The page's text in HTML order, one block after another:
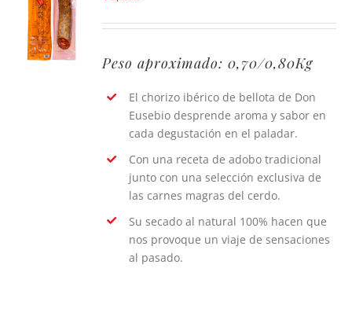
Peso aproximado: 0,70/0,80Kg
El chorizo ibérico de bellota de Don
Eusebio desprende aroma y sabor en
cada degustación en el paladar.
Con una receta de adobo tradicional
junto con una selección exclusiva de
las carnes magras del cerdo.
Su secado al natural 100% hacen que
nos provoque un viaje de sensaciones
al pasado.